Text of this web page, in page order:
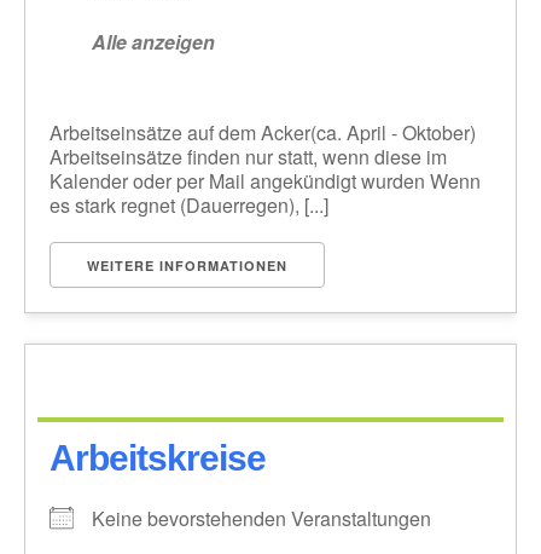
Alle anzeigen
Arbeitseinsätze auf dem Acker(ca. April - Oktober)
Arbeitseinsätze finden nur statt, wenn diese im
Kalender oder per Mail angekündigt wurden Wenn
es stark regnet (Dauerregen), [...]
WEITERE INFORMATIONEN
Arbeitskreise
Keine bevorstehenden Veranstaltungen